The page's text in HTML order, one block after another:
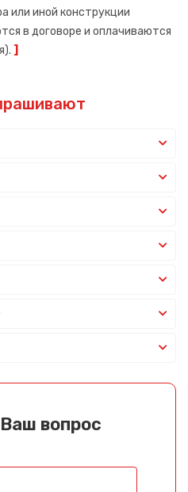
или иной конструкции
в договоре и оплачиваются
]
вопрос